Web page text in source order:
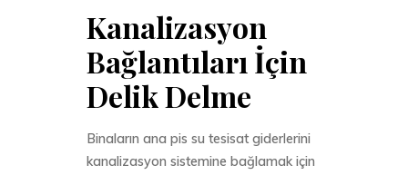
Kanalizasyon
Bağlantıları İçin
Delik Delme
Binaların ana pis su tesisat giderlerini
kanalizasyon sistemine bağlamak için